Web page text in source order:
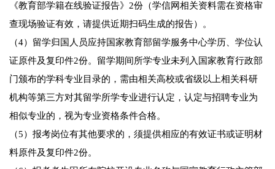
《教育部学籍在线验证报告》2份（学信网相关资料需在资格审
查现场验证有效，请提供近期扫码生成的报告）。
（4）留学归国人员应持国家教育部留学服务中心学历、学位认
证原件及复印件2份。留学期间所学专业未列入国家教育行政部
门颁布的学科专业目录的，需由相关高校或省级以上相关科研
机构等第三方对其留学所学专业进行认定，认定与招聘专业为
相似专业的，视为专业资格条件合格。
（5）报考岗位有其他要求的，须提供相应的有效证书或证明材
料原件及复印件2份。